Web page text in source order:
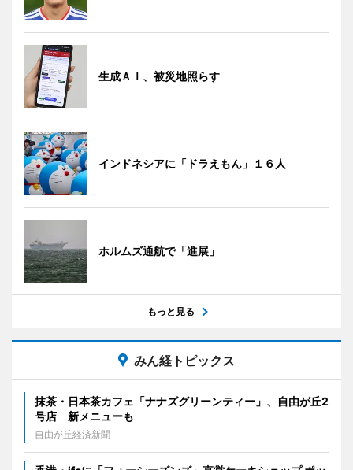
生成ＡＩ、被災地照らす
インドネシアに「ドラえもん」１６人
ホルムズ通航で「進展」
もっと見る
みん経トピックス
抹茶・日本茶カフェ「ナナズグリーンティー」、自由が丘2
号店 新メニューも
自由が丘経済新聞